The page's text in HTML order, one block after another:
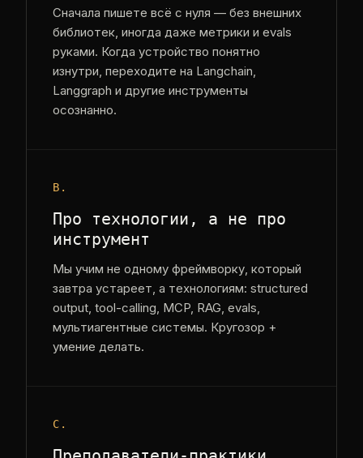
Сначала пишете всё с нуля — без внешних
библиотек, иногда даже метрики и evals
руками. Когда устройство понятно
изнутри, переходите на Langchain,
Langgraph и другие инструменты
осознанно.
B.
Про технологии, а не про
инструмент
Мы учим не одному фреймворку, который
завтра устареет, а технологиям: structured
output, tool-calling, MCP, RAG, evals,
мультиагентные системы. Кругозор +
умение делать.
C.